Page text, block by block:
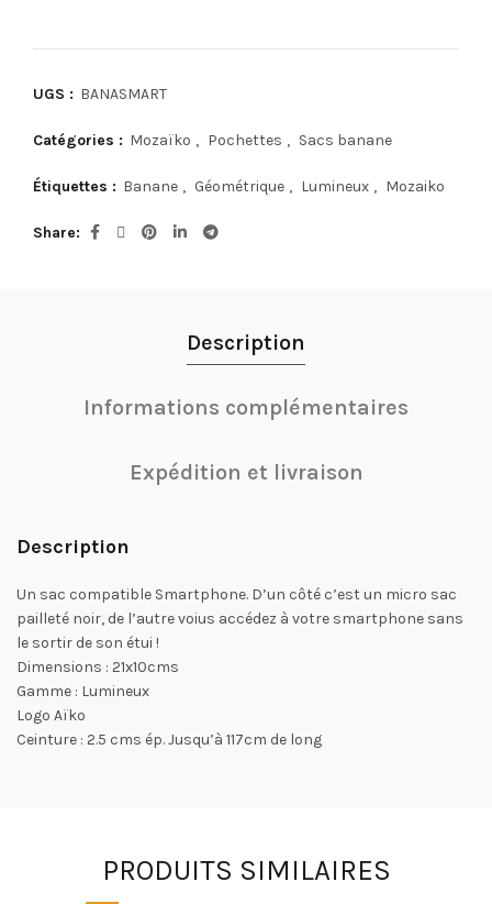
UGS : BANASMART
Catégories : Mozaïko , Pochettes , Sacs banane
Étiquettes : Banane , Géométrique , Lumineux , Mozaiko
Share
Description
Informations complémentaires
Expédition et livraison
Description
Un sac compatible Smartphone. D’un côté c’est un micro sac
pailleté noir, de l’autre voius accédez à votre smartphone sans
le sortir de son étui !
Dimensions : 21x10cms
Gamme : Lumineux
Logo Aïko
Ceinture : 2.5 cms ép. Jusqu’à 117cm de long
PRODUITS SIMILAIRES